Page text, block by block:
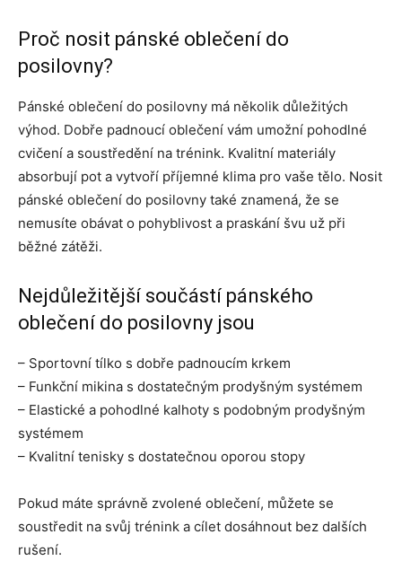
Proč nosit pánské oblečení do
posilovny?
Pánské oblečení do posilovny má několik důležitých
výhod. Dobře padnoucí oblečení vám umožní pohodlné
cvičení a soustředění na trénink. Kvalitní materiály
absorbují pot a vytvoří příjemné klima pro vaše tělo. Nosit
pánské oblečení do posilovny také znamená, že se
nemusíte obávat o pohyblivost a praskání švu už při
běžné zátěži.
Nejdůležitější součástí pánského
oblečení do posilovny jsou
– Sportovní tílko s dobře padnoucím krkem
– Funkční mikina s dostatečným prodyšným systémem
– Elastické a pohodlné kalhoty s podobným prodyšným
systémem
– Kvalitní tenisky s dostatečnou oporou stopy
Pokud máte správně zvolené oblečení, můžete se
soustředit na svůj trénink a cílet dosáhnout bez dalších
rušení.